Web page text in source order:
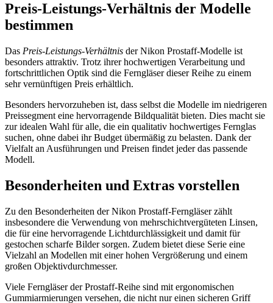
Preis-Leistungs-Verhältnis der Modelle
bestimmen
Das Preis-Leistungs-Verhältnis der Nikon Prostaff-Modelle ist
besonders attraktiv. Trotz ihrer hochwertigen Verarbeitung und
fortschrittlichen Optik sind die Ferngläser dieser Reihe zu einem
sehr vernünftigen Preis erhältlich.
Besonders hervorzuheben ist, dass selbst die Modelle im niedrigeren
Preissegment eine hervorragende Bildqualität bieten. Dies macht sie
zur idealen Wahl für alle, die ein qualitativ hochwertiges Fernglas
suchen, ohne dabei ihr Budget übermäßig zu belasten. Dank der
Vielfalt an Ausführungen und Preisen findet jeder das passende
Modell.
Besonderheiten und Extras vorstellen
Zu den Besonderheiten der Nikon Prostaff-Ferngläser zählt
insbesondere die Verwendung von mehrschichtvergüteten Linsen,
die für eine hervorragende Lichtdurchlässigkeit und damit für
gestochen scharfe Bilder sorgen. Zudem bietet diese Serie eine
Vielzahl an Modellen mit einer hohen Vergrößerung und einem
großen Objektivdurchmesser.
Viele Ferngläser der Prostaff-Reihe sind mit ergonomischen
Gummiarmierungen versehen, die nicht nur einen sicheren Griff